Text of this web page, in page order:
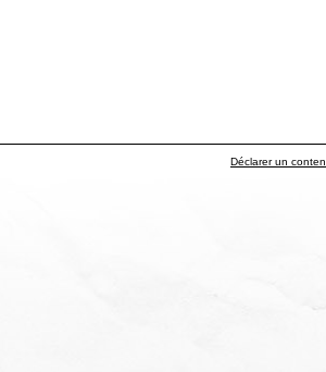
Déclarer un